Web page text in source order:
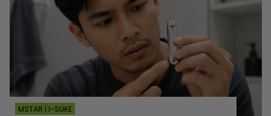
MSTAR | I-SUKE